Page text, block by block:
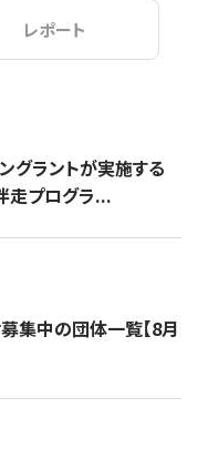
レポート
グラントが実施する
走プログラ...
集中の団体一覧【8月